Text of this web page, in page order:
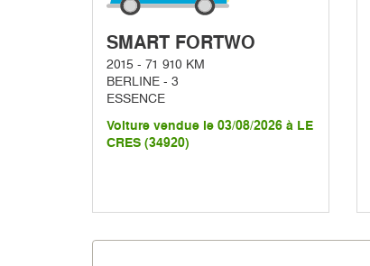
SMART FORTWO
2015 - 71 910 KM
BERLINE - 3
ESSENCE
Voiture vendue le 03/08/2026 à LE
CRES (34920)